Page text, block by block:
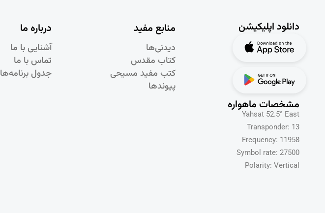
درباره ما
آشنایی با ما
تماس با ما
جدول برنامه‌ها
منابع مفید
دیدنی‌ها
کتاب مقدس
کتب مفید مسیحی
پیوندها
دانلود اپلیکیشن
مشخصات ماهواره
Yahsat 52.5° East
Transponder: 13
Frequency: 11958
Symbol rate: 27500
Polarity: Vertical